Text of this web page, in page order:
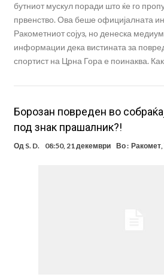
бутниот мускул поради што ќе го
првенство. Ова беше официјалната
Ракометниот сојуз, но денеска
информации дека вистината за
спортист на Црна Гора е поинаква.
Борозан повреден во
под знак прашалник?!
Од S. D. 08:50, 21 декември Во : Ракомет,